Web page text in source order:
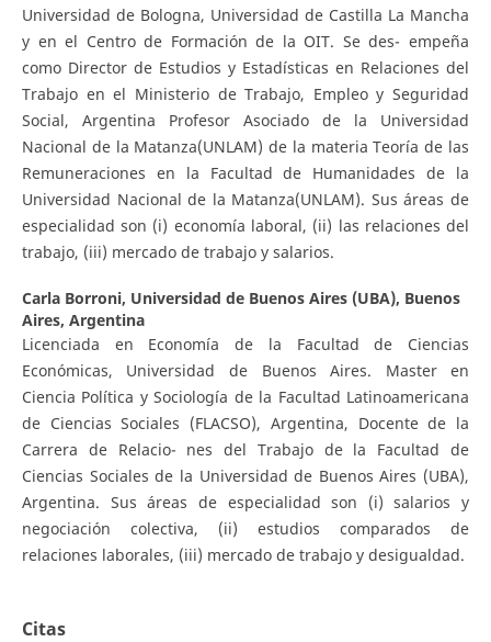
Universidad de Bologna, Universidad de Castilla La Mancha
y en el Centro de Formación de la OIT. Se des- empeña
como Director de Estudios y Estadísticas en Relaciones del
Trabajo en el Ministerio de Trabajo, Empleo y Seguridad
Social, Argentina Profesor Asociado de la Universidad
Nacional de la Matanza(UNLAM) de la materia Teoría de las
Remuneraciones en la Facultad de Humanidades de la
Universidad Nacional de la Matanza(UNLAM). Sus áreas de
especialidad son (i) economía laboral, (ii) las relaciones del
trabajo, (iii) mercado de trabajo y salarios.
Carla Borroni, Universidad de Buenos Aires (UBA), Buenos
Aires, Argentina
Licenciada en Economía de la Facultad de Ciencias
Económicas, Universidad de Buenos Aires. Master en
Ciencia Política y Sociología de la Facultad Latinoamericana
de Ciencias Sociales (FLACSO), Argentina, Docente de la
Carrera de Relacio- nes del Trabajo de la Facultad de
Ciencias Sociales de la Universidad de Buenos Aires (UBA),
Argentina. Sus áreas de especialidad son (i) salarios y
negociación colectiva, (ii) estudios comparados de
relaciones laborales, (iii) mercado de trabajo y desigualdad.
Citas